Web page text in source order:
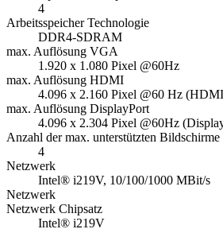
4
Arbeitsspeicher Technologie
DDR4-SDRAM
max. Auflösung VGA
1.920 x 1.080 Pixel @60Hz
max. Auflösung HDMI
4.096 x 2.160 Pixel @60 Hz
max. Auflösung DisplayPort
4.096 x 2.304 Pixel @60Hz
Anzahl der max. unterstützten Bildschirme
4
Netzwerk
Intel® i219V, 10/100/1000 MBit/s
Netzwerk
Netzwerk Chipsatz
Intel® i219V